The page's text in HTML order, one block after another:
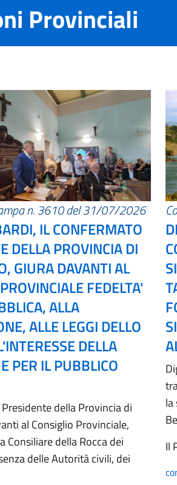
Provinciali
n. 3610 del 31/07/2026
IL CONFERMATO
DELLA PROVINCIA DI
GIURA DAVANTI AL
FEDELTA'
ALLA
ALLE LEGGI DELLO
DELLA
PER IL PUBBLICO
della Provincia di
al Consiglio Provinciale,
Consiliare della Rocca dei
delle Autorità civili, dei
la
Il